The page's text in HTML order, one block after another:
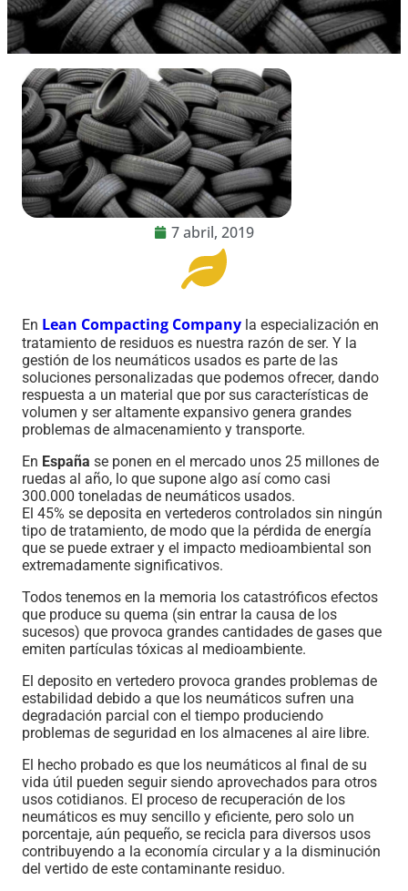
7 abril, 2019
En Lean Compacting Company la especialización en
tratamiento de residuos es nuestra razón de ser. Y la
gestión de los neumáticos usados es parte de las
soluciones personalizadas que podemos ofrecer, dando
respuesta a un material que por sus características de
volumen y ser altamente expansivo genera grandes
problemas de almacenamiento y transporte.
En España se ponen en el mercado unos 25 millones de
ruedas al año, lo que supone algo así como casi
300.000 toneladas de neumáticos usados.
El 45% se deposita en vertederos controlados sin ningún
tipo de tratamiento, de modo que la pérdida de energía
que se puede extraer y el impacto medioambiental son
extremadamente significativos.
Todos tenemos en la memoria los catastróficos efectos
que produce su quema (sin entrar la causa de los
sucesos) que provoca grandes cantidades de gases que
emiten partículas tóxicas al medioambiente.
El deposito en vertedero provoca grandes problemas de
estabilidad debido a que los neumáticos sufren una
degradación parcial con el tiempo produciendo
problemas de seguridad en los almacenes al aire libre.
El hecho probado es que los neumáticos al final de su
vida útil pueden seguir siendo aprovechados para otros
usos cotidianos. El proceso de recuperación de los
neumáticos es muy sencillo y eficiente, pero solo un
porcentaje, aún pequeño, se recicla para diversos usos
contribuyendo a la economía circular y a la disminución
del vertido de este contaminante residuo.